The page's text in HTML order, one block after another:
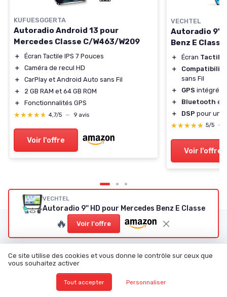
KUFUESGGERTA
Autoradio Android 13 pour
Mercedes Classe C/W463/W209
＋
Écran Tactile IPS 7 Pouces
＋
Caméra de recul HD
＋
CarPlay et Android Auto sans Fil
＋
2 GB RAM et 64 GB ROM
＋
Fonctionnalités GPS
★★★★★
★★★★★ 4,7/5 — 9 avis
Voir l'offre
VECHTEL
Autoradio 9''
Benz E Classe
＋ Écran Tactile
＋
Compatibilité
sans Fil
＋
GPS intégré
＋
Bluetooth et
＋
DSP pour un
★★★★★
★★★★★ 5/5 —
Voir l'offre
VECHTEL
Autoradio 9'' HD pour Mercedes Benz E Classe
🔥 Voir l'offre
Les articles par date
Mars 2024
Juin 2024
Décembre 2024
Ce site utilise des cookies et vous donne le contrôle sur ceux que
vous souhaitez activer
Tout accepter Personnaliser